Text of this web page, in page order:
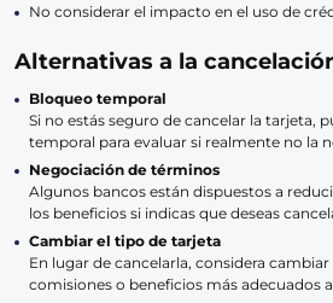
No considerar el impacto en el uso de
Alternativas a la
Bloqueo temporal
Si no estás seguro de cancelar la tarjeta,
temporal para evaluar si realmente no la
Negociación de términos
Algunos bancos están dispuestos a
los beneficios si indicas que deseas
Cambiar el tipo de tarjeta
En lugar de cancelarla, considera
comisiones o beneficios más adecuados